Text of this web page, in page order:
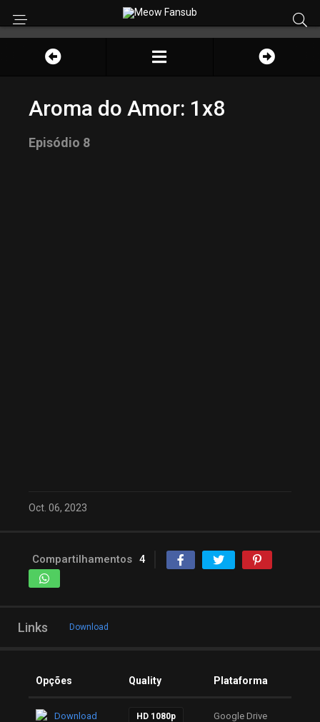
Aroma do Amor: 1x8
Episódio 8
Oct. 06, 2023
Compartilhamentos 4
Links Download
Opções Quality Plataforma
Download HD 1080p Google Drive